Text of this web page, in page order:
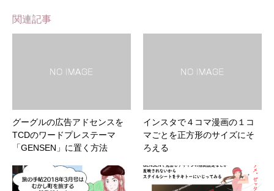
関連記事
グーグルの広告アドセンスを
TCDのワードプレステーマ
「GENSEN」に置く方法
インスタで４コマ漫画の１コ
マごとを正方形のサイズにそ
ろえる